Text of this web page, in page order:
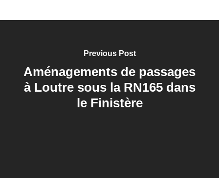
Previous Post
Aménagements de passages
à Loutre sous la RN165 dans
le Finistère